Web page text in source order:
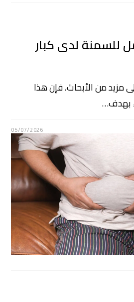
للسمنة لدى كبار
مزيد من الأبحاث، فإن هذا
بهدف…
05/07/2026